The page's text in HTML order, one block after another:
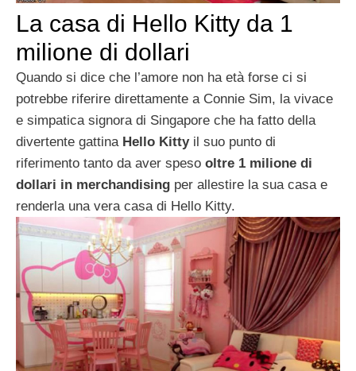
La casa di Hello Kitty da 1
milione di dollari
Quando si dice che l’amore non ha età forse ci si
potrebbe riferire direttamente a Connie Sim, la vivace
e simpatica signora di Singapore che ha fatto della
divertente gattina Hello Kittyil suo punto di
riferimento tanto da aver speso oltre 1 milione di
dollari in merchandising per allestire la sua casa e
renderla una vera casa di Hello Kitty.